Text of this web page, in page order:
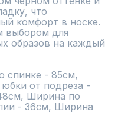
что
комфорт в носке.
выбором для
образов на каждый
спинке - 85см,
от подреза -
Ширина по
- 36см, Ширина